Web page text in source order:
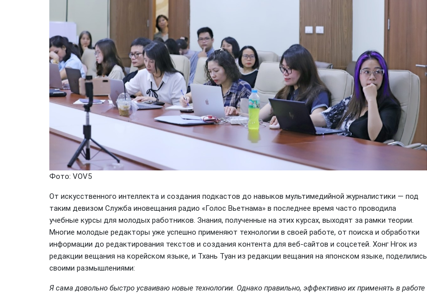
Фото: VOV5
От искусственного интеллекта и создания подкастов до навыков мультимедийной журналистики — под
таким девизом Служба иновещания радио «Голос Вьетнама» в последнее время часто проводила
учебные курсы для молодых работников. Знания, полученные на этих курсах, выходят за рамки теории.
Многие молодые редакторы уже успешно применяют технологии в своей работе, от поиска и обработки
информации до редактирования текстов и создания контента для веб-сайтов и соцсетей. Хонг Нгок из
редакции вещания на корейском языке, и Тхань Туан из редакции вещания на японском языке, поделились
своими размышлениями:
Я сама довольно быстро усваиваю новые технологии. Однако правильно, эффективно их применять в работе